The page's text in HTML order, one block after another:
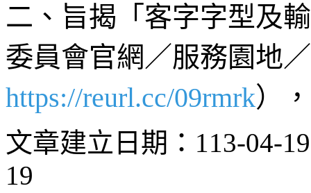
二、旨揭「客字字型及
委員會官網／服務園地
https://reurl.cc/09rmrk）
文章建立日期：113-04-
19